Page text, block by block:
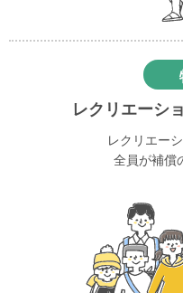
レクリエーシ
レクリエー
全員が補償